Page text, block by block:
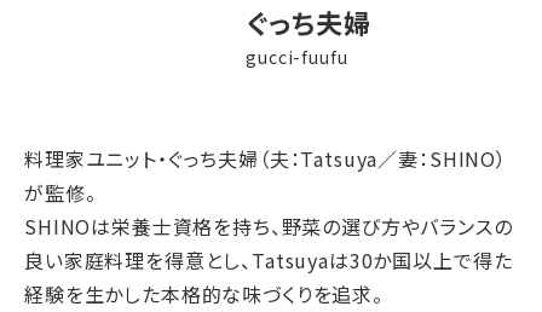
ぐっち夫婦
gucci-fuufu
料理家ユニット・ぐっち夫婦（夫：Tatsuya／妻：SHINO）
が監修。
SHINOは栄養士資格を持ち、野菜の選び方やバランスの
良い家庭料理を得意とし、Tatsuyaは30か国以上で得た
経験を生かした本格的な味づくりを追求。